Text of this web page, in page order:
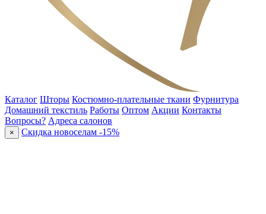
Каталог Шторы Костюмно-плательные ткани Фурнитура
Домашний текстиль Работы Оптом Акции Контакты
Вопросы? Адреса салонов
× Скидка новоселам -15%